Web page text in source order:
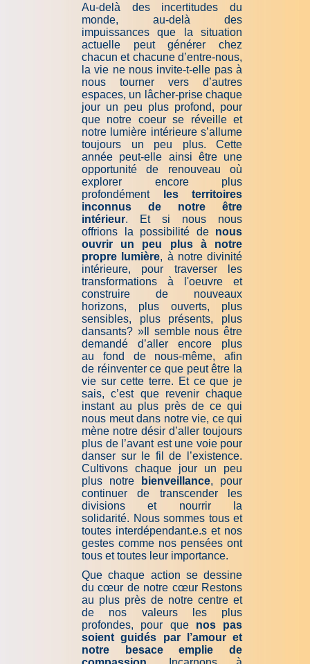
Au-delà des incertitudes du
monde, au-delà des
impuissances que la situation
actuelle peut générer chez
chacun et chacune d’entre-nous,
la vie ne nous invite-t-elle pas à
nous tourner vers d’autres
espaces, un lâcher-prise chaque
jour un peu plus profond, pour
que notre coeur se réveille et
notre lumière intérieure s’allume
toujours un peu plus. Cette
année peut-elle ainsi être une
opportunité de renouveau où
explorer encore plus
profondément
les territoires
inconnus de notre être
intérieur. Et si nous nous
offrions la possibilité de nous
ouvrir un peu plus à notre
propre lumière, à notre divinité
intérieure, pour traverser les
transformations à l'oeuvre et
construire de nouveaux
horizons, plus ouverts, plus
sensibles, plus présents, plus
dansants? »Il semble nous être
demandé d’aller encore plus
au fond de nous-même, afin
de réinventer ce que peut être la
vie sur cette terre. Et ce que je
sais, c’est que revenir chaque
instant au plus près de ce qui
nous meut dans notre vie, ce qui
mène notre désir d’aller toujours
plus de l’avant est une voie pour
danser sur le fil de l’existence.
Cultivons chaque jour un peu
plus notre bienveillance, pour
continuer de transcender les
divisions et nourrir la
solidarité. Nous sommes tous et
toutes interdépendant.e.s et nos
gestes comme nos pensées ont
tous et toutes leur importance.
Que chaque action se dessine
du cœur de notre cœur Restons
au plus près de notre centre et
de nos valeurs les plus
profondes, pour que nos pas
soient guidés par l’amour et
notre besace emplie de